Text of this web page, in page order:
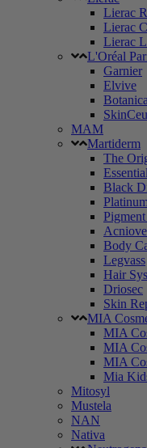
Lierac
Lierac
Lierac
L'Oréal
Garnier
Elvive
MAM
Martiderm
The
Black
Body
Legvass
Hair
Driosec
Skin
MIA
MIA
MIA
MIA
Mia
Mitosyl
Mustela
NAN
Nativa